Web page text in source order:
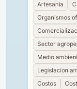
Artesania
Organismos
Sector
Medio
Legislacíon
Costos